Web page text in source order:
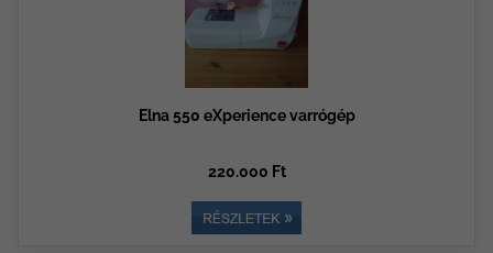
Elna 550 eXperience varrógép
220.000 Ft